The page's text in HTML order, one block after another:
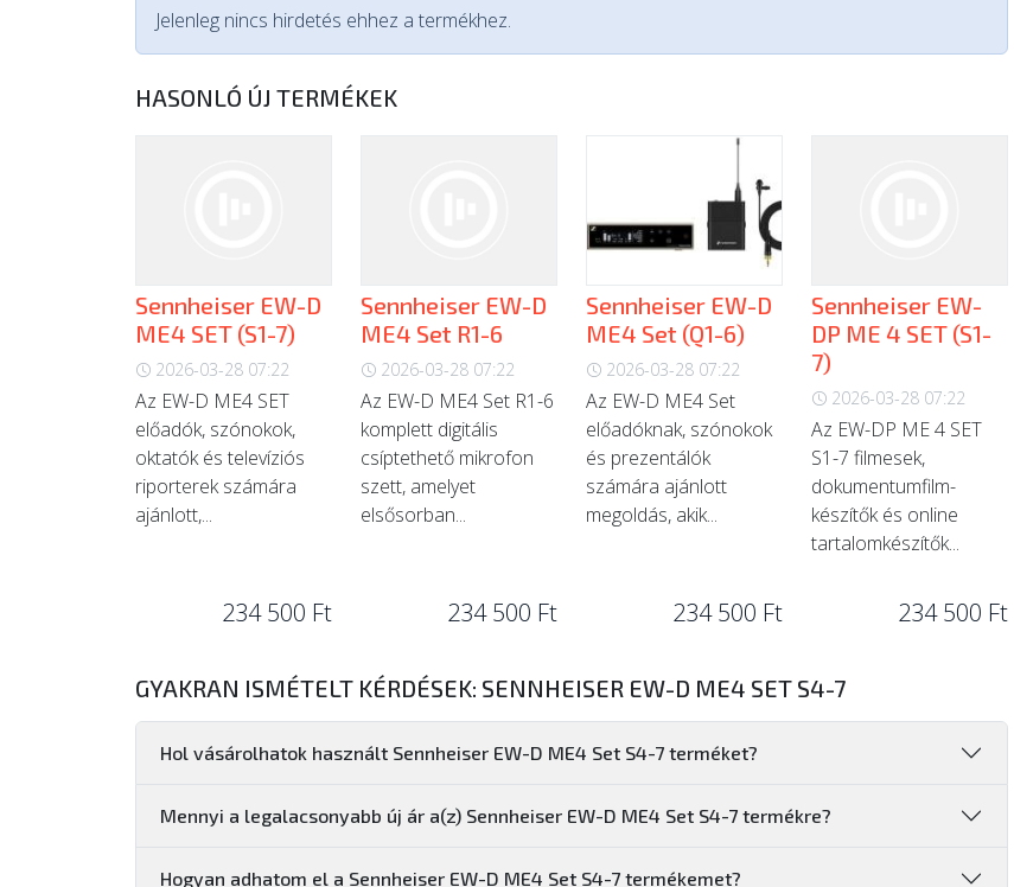
Jelenleg nincs hirdetés ehhez a termékhez.
HASONLÓ ÚJ TERMÉKEK
Sennheiser EW-D
ME4 SET (S1-7)
2026-03-28 07:22
Az EW-D ME4 SET
előadók, szónokok,
oktatók és televíziós
riporterek számára
ajánlott,...
234 500 Ft
Sennheiser EW-D
ME4 Set R1-6
2026-03-28 07:22
Az EW-D ME4 Set R1-6
komplett digitális
csíptethető mikrofon
szett, amelyet
elsősorban...
234 500 Ft
Sennheiser EW-D
ME4 Set (Q1-6)
2026-03-28 07:22
Az EW-D ME4 Set
előadóknak, szónokok
és prezentálók
számára ajánlott
megoldás, akik...
234 500 Ft
Sennheiser EW-
DP ME 4 SET (S1-
7)
2026-03-28 07:22
Az EW-DP ME 4 SET
S1-7 filmesek,
dokumentumfilm-
készítők és online
tartalomkészítők...
234 500 Ft
GYAKRAN ISMÉTELT KÉRDÉSEK: SENNHEISER EW-D ME4 SET S4-7
Hol vásárolhatok használt Sennheiser EW-D ME4 Set S4-7 terméket?
Mennyi a legalacsonyabb új ár a(z) Sennheiser EW-D ME4 Set S4-7 termékre?
Hogyan adhatom el a Sennheiser EW-D ME4 Set S4-7 termékemet?